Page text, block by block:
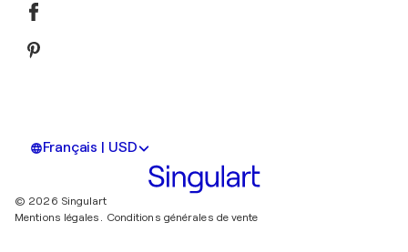
Français | USD
© 2026 Singulart
Mentions légales. Conditions générales de vente